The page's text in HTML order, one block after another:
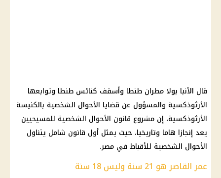
قال الأنبا بولا مطران طنطا وأسقف كنائس طنطا وتوابعها
الأرثوذكسية والمسؤول عن قضايا الأحوال الشخصية بالكنيسة
الأرثوذكسية، إن مشروع قانون الأحوال الشخصية للمسيحيين
يعد إنجازا هاما وتاريخيا، حيث يمثل أول قانون شامل يتناول
الأحوال الشخصية للأقباط في مصر.
عمر القاصر هو 21 سنة وليس 18 سنة